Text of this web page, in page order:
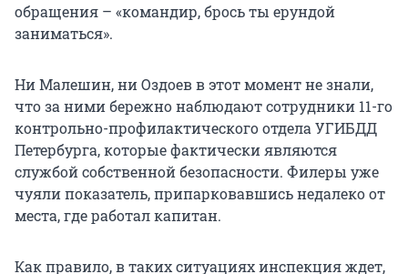
обращения – «командир, брось ты ерундой
заниматься».
Ни Малешин, ни Оздоев в этот момент не знали,
что за ними бережно наблюдают сотрудники 11-го
контрольно-профилактического отдела УГИБДД
Петербурга, которые фактически являются
службой собственной безопасности. Филеры уже
чуяли показатель, припарковавшись недалеко от
места, где работал капитан.
Как правило, в таких ситуациях инспекция ждет,